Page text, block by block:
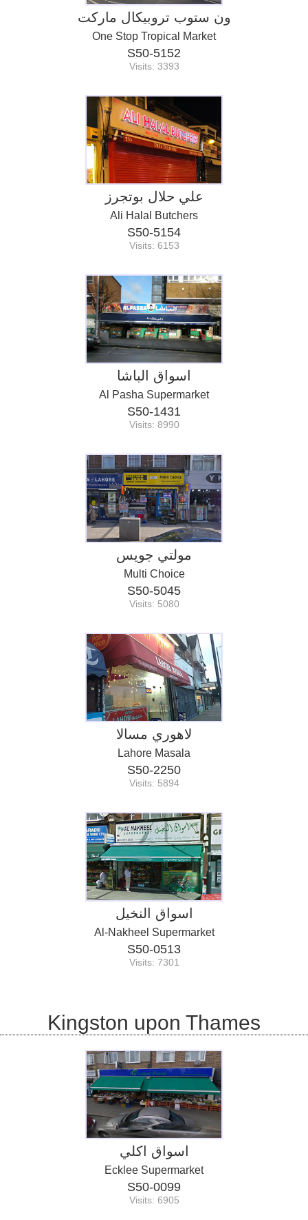
ون ستوب تروبيكال ماركت
One Stop Tropical Market
S50-5152
Visits: 3393
علي حلال بوتجرز
Ali Halal Butchers
S50-5154
Visits: 6153
اسواق الباشا
Al Pasha Supermarket
S50-1431
Visits: 8990
مولتي جويس
Multi Choice
S50-5045
Visits: 5080
لاهوري مسالا
Lahore Masala
S50-2250
Visits: 5894
اسواق النخيل
Al-Nakheel Supermarket
S50-0513
Visits: 7301
Kingston upon Thames
اسواق اكلي
Ecklee Supermarket
S50-0099
Visits: 6905